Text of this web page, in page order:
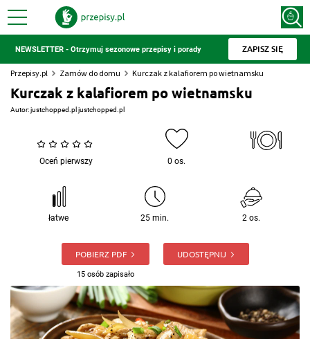
NEWSLETTER - Otrzymuj sezonowe przepisy i porady ZAPISZ SIĘ
Przepisy.pl Zamów do domu Kurczak z kalafiorem po wietnamsku
Kurczak z kalafiorem po wietnamsku
Autor:justchopped.pl justchopped.pl
Oceń pierwszy 0 os.
łatwe 25 min. 2 os.
POBIERZ PDF
15 osób zapisało
UDOSTĘPNIJ